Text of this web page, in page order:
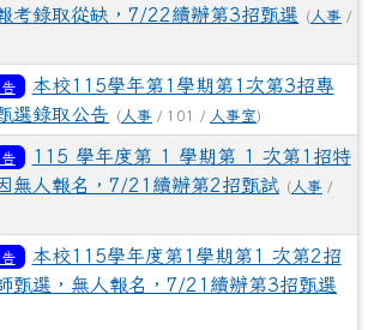
考錄取從缺，7/22續辦第3招甄選
( 人事 /
本校115學年第1學期第1次第3招專
選錄取公告
( 人事 / 101 / 人事室)
115 學年度第 1 學期第 1 次第1招特
無人報名，7/21續辦第2招甄試 ( 人事 /
本校115學年度第1學期第1 次第2招
甄選，無人報名，7/21續辦第3招甄選